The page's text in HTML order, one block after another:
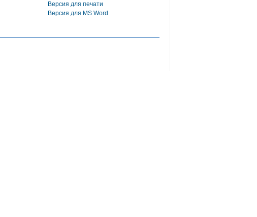
Версия для печати
Версия для MS Word